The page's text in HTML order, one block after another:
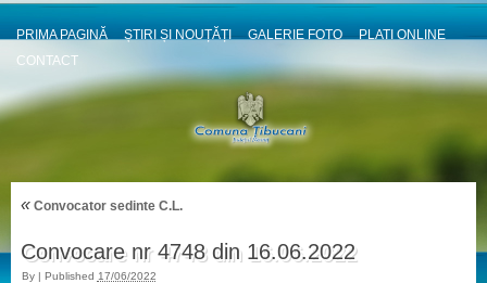
PRIMA PAGINĂ ȘTIRI ȘI NOUȚĂȚI GALERIE FOTO
PLATI ONLINE
CONTACT
«Convocator sedinte C.L.
Convocare nr 4748 din 16.06.2022
By | Published 17/06/2022